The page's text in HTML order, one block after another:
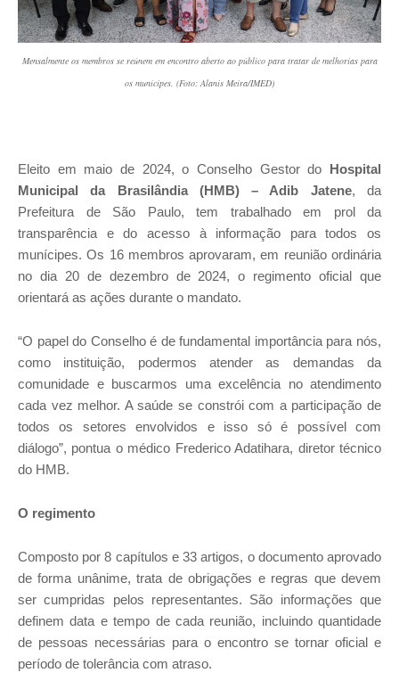
Mensalmente os membros se reúnem em encontro aberto ao público para tratar de melhorias para
os munícipes. (Foto: Alanis Meira/IMED)
Eleito em maio de 2024, o Conselho Gestor do Hospital
Municipal da Brasilândia (HMB) – Adib Jatene, da
Prefeitura de São Paulo, tem trabalhado em prol da
transparência e do acesso à informação para todos os
munícipes. Os 16 membros aprovaram, em reunião ordinária
no dia 20 de dezembro de 2024, o regimento oficial que
orientará as ações durante o mandato.
“O papel do Conselho é de fundamental importância para nós,
como instituição, podermos atender as demandas da
comunidade e buscarmos uma excelência no atendimento
cada vez melhor. A saúde se constrói com a participação de
todos os setores envolvidos e isso só é possível com
diálogo”, pontua o médico Frederico Adatihara, diretor técnico
do HMB.
O regimento
Composto por 8 capítulos e 33 artigos, o documento aprovado
de forma unânime, trata de obrigações e regras que devem
ser cumpridas pelos representantes. São informações que
definem data e tempo de cada reunião, incluindo quantidade
de pessoas necessárias para o encontro se tornar oficial e
período de tolerância com atraso.